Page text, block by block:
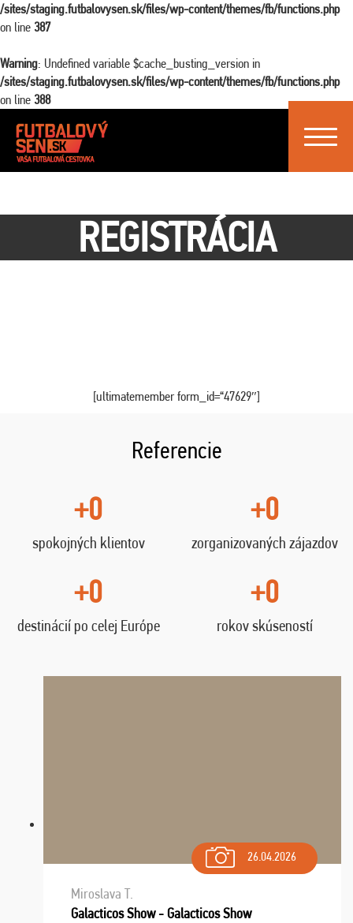
/sites/staging.futbalovysen.sk/files/wp-content/themes/fb/functions.php
on line 387
Warning: Undefined variable $cache_busting_version in
/sites/staging.futbalovysen.sk/files/wp-content/themes/fb/functions.php
on line 388
Toggle
REGISTRÁCIA
[ultimatemember form_id=“47629″]
Referencie
+0
spokojných klientov
+0
zorganizovaných zájazdov
+0
destinácií po celej Európe
+0
rokov skúseností
26.04.2026
Miroslava T.
Galacticos Show - Galacticos Show